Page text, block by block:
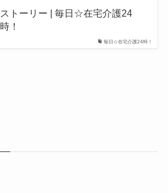
毎日☆在宅介護24時！
ストーリー | 毎日☆在宅介護24
時！